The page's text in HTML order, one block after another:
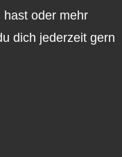
hast oder mehr
dich jederzeit gern